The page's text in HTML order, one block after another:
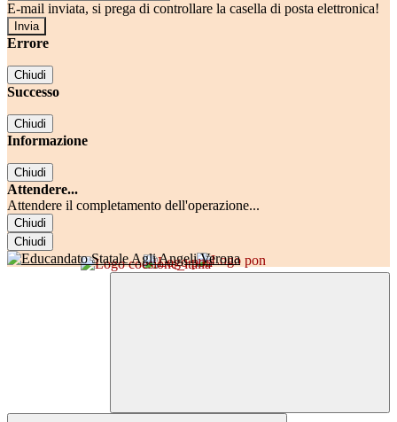
E-mail inviata, si prega di controllare la casella di posta elettronica!
Errore
Chiudi
Successo
Chiudi
Informazione
Chiudi
Attendere...
Attendere il completamento dell'operazione...
Chiudi
Chiudi